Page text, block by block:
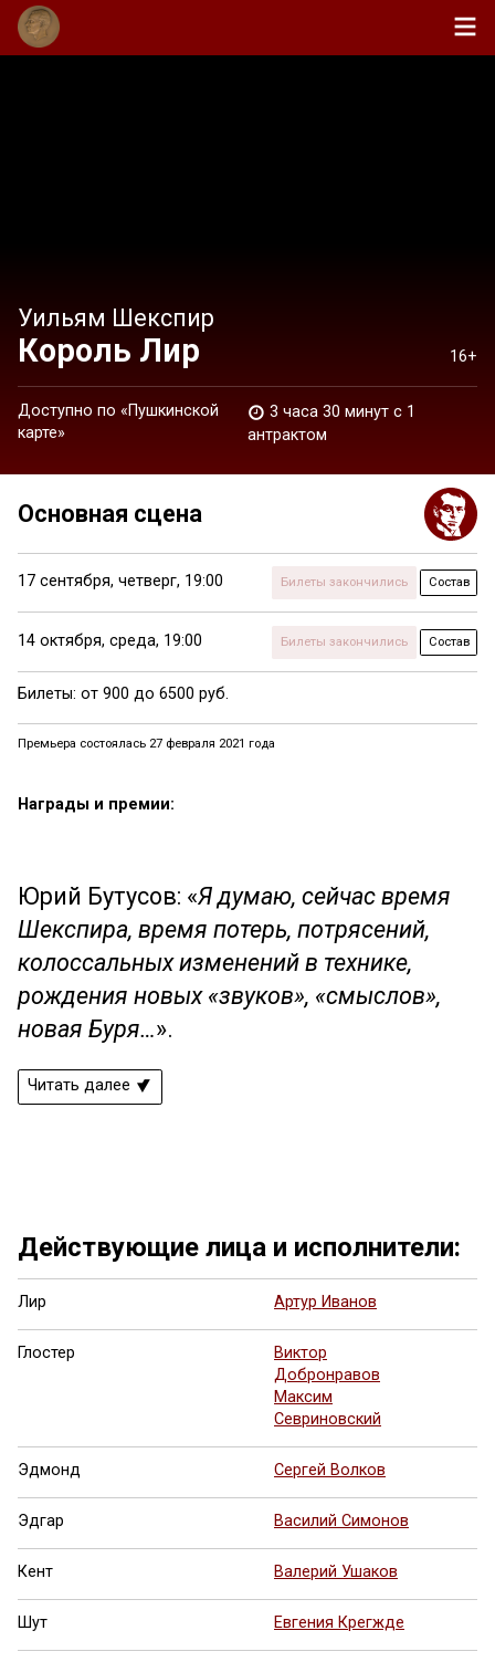
Уильям Шекспир
Король Лир 16+
Доступно по «Пушкинской
карте»
3 часа 30 минут c 1
антрактом
Юрий Бутусов: «Я думаю, сейчас время
Шекспира, время потерь, потрясений,
колоссальных изменений в технике,
рождения новых «звуков», «смыслов»,
новая Буря…».
Читать далее
Основная сцена
17 сентября, четверг, 19:00 Билеты закончились Состав
14 октября, среда, 19:00 Билеты закончились Состав
Билеты: от 900 до 6500 руб.
Премьера состоялась 27 февраля 2021 года
Награды и премии:
Действующие лица и исполнители:
Лир Артур Иванов
Глостер
Виктор
Добронравов
Максим
Севриновский
Эдмонд Сергей Волков
Эдгар Василий Симонов
Кент Валерий Ушаков
Шут Евгения Крегжде